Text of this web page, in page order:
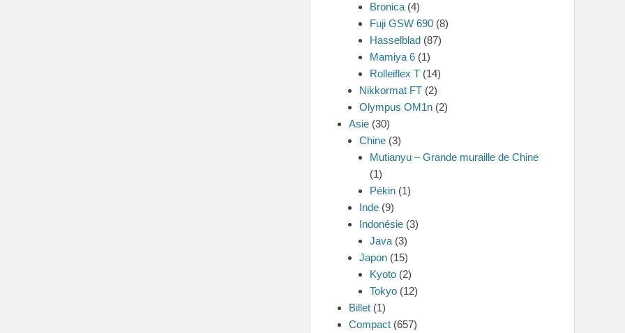
Bronica (4)
Fuji GSW 690 (8)
Hasselblad (87)
Mamiya 6 (1)
Rolleiflex T (14)
Nikkormat FT (2)
Olympus OM1n (2)
Asie (30)
Chine (3)
Mutianyu – Grande muraille de Chine
(1)
Pékin (1)
Inde (9)
Indonésie (3)
Java (3)
Japon (15)
Kyoto (2)
Tokyo (12)
Billet (1)
Compact (657)